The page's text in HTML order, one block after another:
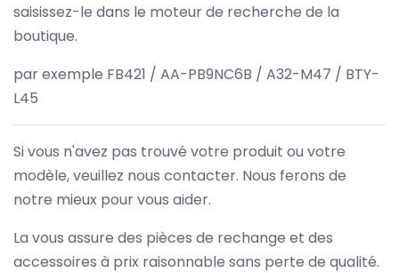
saisissez-le dans le moteur de recherche de la
boutique.
par exemple FB421 / AA-PB9NC6B / A32-M47 / BTY-
L45
Si vous n'avez pas trouvé votre produit ou votre
modèle, veuillez nous contacter. Nous ferons de
notre mieux pour vous aider.
La vous assure des pièces de rechange et des
accessoires à prix raisonnable sans perte de qualité.